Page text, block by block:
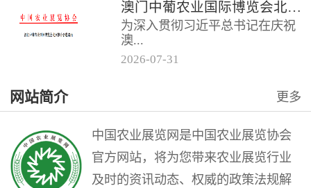
“第二届澳门中葡农业国际博览会
北京推介会”在全国农业展览馆
召...
澳门中葡农业国际博览会北京推介会邀请函
为深入贯彻习近平总书记在庆祝
澳...
讲话精神，充分发挥澳门作为中
国与葡语国家商贸合作服务平台
的优...
2026-07-31
网站简介 更多
中国农业展览网是中国农业展览协会
官方网站，将为您带来农业展览行业
及时的资讯动态、权威的政策法规解